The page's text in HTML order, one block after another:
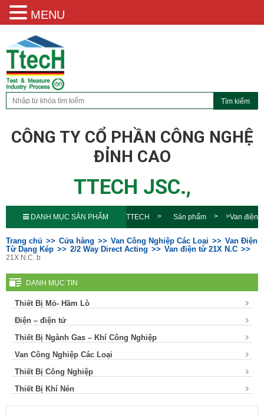
CÔNG TY CỔ PHẦN CÔNG NGHỆ
ĐỈNH CAO
TTECH JSC.,
DANH MỤC SẢN PHẨM TTECH Sản phẩm Van điện
từ 21X N.C 21X N.C. b
Trang chủ Cửa hàng Van Công Nghiệp Các Loại
Van Điện
Từ Dạng Kép
2/2 Way Direct Acting Van điện từ 21X N.C
21X N.C. b
DANH MỤC TIN
Thiết Bị Mỏ- Hầm Lò
Điện – điện tử
Thiết Bị Ngành Gas – Khí Công Nghiệp
Van Công Nghiệp Các Loại
Thiết Bị Công Nghiệp
Thiết Bị Khí Nén
MENU